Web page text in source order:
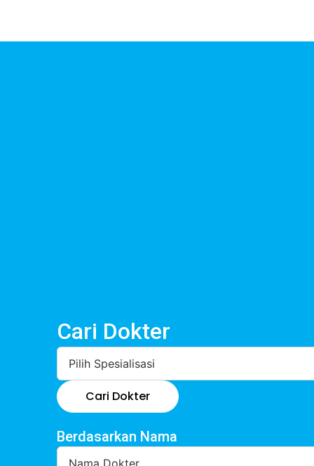
Cari Dokter
Cari Dokter
Berdasarkan Nama